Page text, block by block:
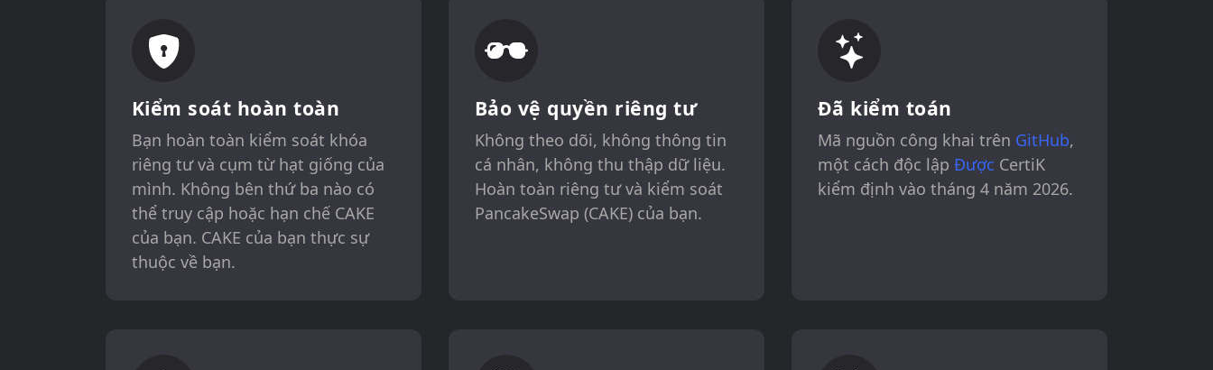
Kiểm soát hoàn toàn
Bạn hoàn toàn kiểm soát khóa
riêng tư và cụm từ hạt giống của
mình. Không bên thứ ba nào có
thể truy cập hoặc hạn chế CAKE
của bạn. CAKE của bạn thực sự
thuộc về bạn.
Bảo vệ quyền riêng tư
Không theo dõi, không thông tin
cá nhân, không thu thập dữ liệu.
Hoàn toàn riêng tư và kiểm soát
PancakeSwap (CAKE) của bạn.
Đã kiểm toán
Mã nguồn công khai trên GitHub,
một cách độc lập Được CertiK
kiểm định vào tháng 4 năm 2026.